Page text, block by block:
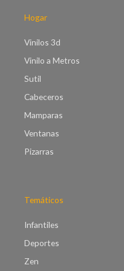
Hogar
Vinilos 3d
Vinilo a Metros
Sutil
Cabeceros
Mamparas
Ventanas
Pizarras
Temáticos
Infantiles
Deportes
Zen